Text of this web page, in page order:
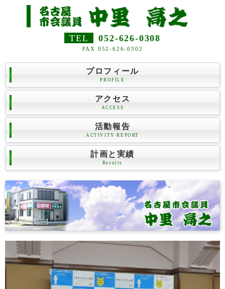
TEL 052-626-0308
FAX 052-626-0302
プロフィール
PROFILE
アクセス
ACCESS
活動報告
ACTIVITY REPORT
計画と実績
Results